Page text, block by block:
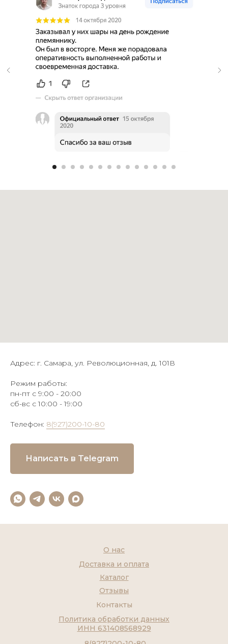
Адрес: г. Самара, ул. Революционная, д. 101В
Режим работы:
пн-пт с 9:00 - 20:00
сб-вс с 10:00 - 19:00
Телефон: 8(927)200-10-80
Написать в Telegram
Контакты
Каталог
О нас
Доставка и оплата
Отзывы
Политика обработки данных
ИНН 631408568929